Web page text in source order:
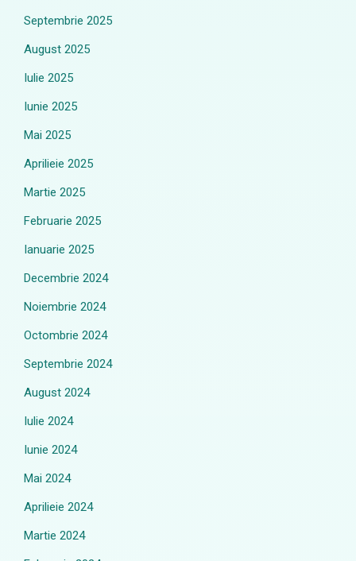
Septembrie 2025
August 2025
Iulie 2025
Iunie 2025
Mai 2025
Aprilieie 2025
Martie 2025
Februarie 2025
Ianuarie 2025
Decembrie 2024
Noiembrie 2024
Octombrie 2024
Septembrie 2024
August 2024
Iulie 2024
Iunie 2024
Mai 2024
Aprilieie 2024
Martie 2024